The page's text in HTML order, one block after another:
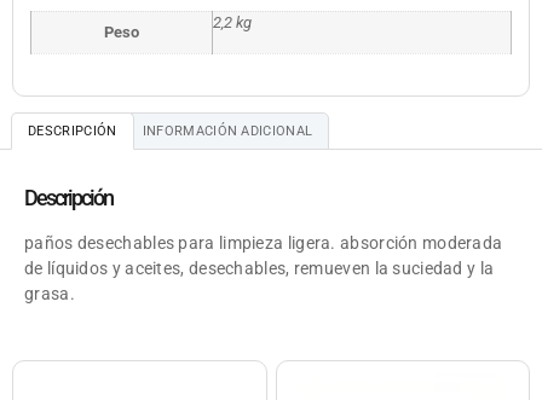
Peso
2,2 kg
DESCRIPCIÓN INFORMACIÓN ADICIONAL
Descripción
paños desechables para limpieza ligera. absorción moderada
de líquidos y aceites, desechables, remueven la suciedad y la
grasa.